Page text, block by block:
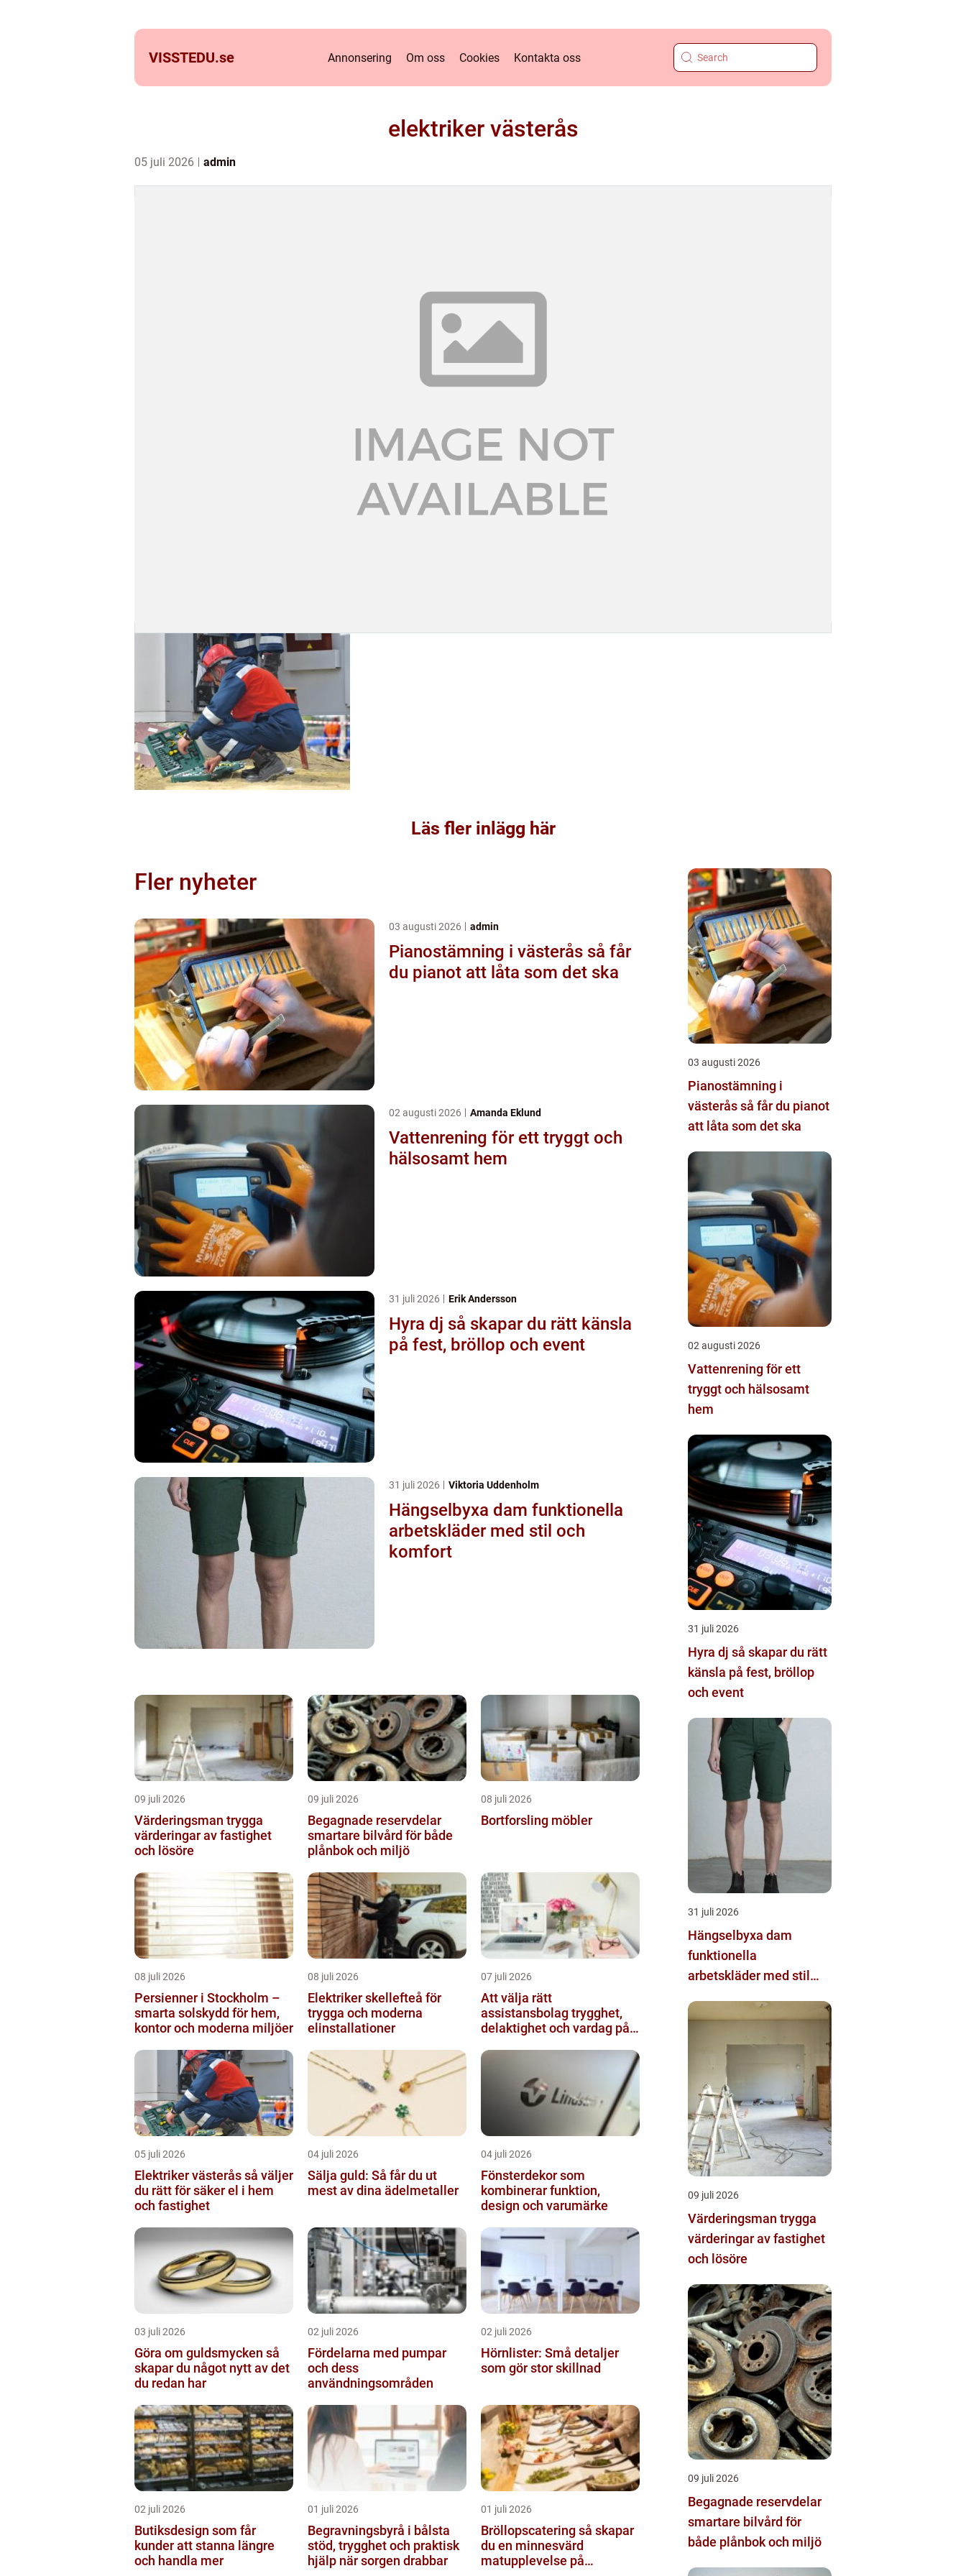
VISSTEDU.se Annonsering Om oss Cookies Kontakta oss
elektriker västerås
05 juli 2026 admin
Läs fler inlägg här
Fler nyheter
03 augusti 2026 admin
Pianostämning i västerås så får
du pianot att låta som det ska
02 augusti 2026 Amanda Eklund
Vattenrening för ett tryggt och
hälsosamt hem
31 juli 2026 Erik Andersson
Hyra dj så skapar du rätt känsla
på fest, bröllop och event
31 juli 2026 Viktoria Uddenholm
Hängselbyxa dam funktionella
arbetskläder med stil och
komfort
09 juli 2026
Värderingsman trygga
värderingar av fastighet
och lösöre
09 juli 2026
Begagnade reservdelar
smartare bilvård för både
plånbok och miljö
08 juli 2026
Bortforsling möbler
08 juli 2026
Persienner i Stockholm –
smarta solskydd för hem,
kontor och moderna miljöer
08 juli 2026
Elektriker skellefteå för
trygga och moderna
elinstallationer
07 juli 2026
Att välja rätt
assistansbolag trygghet,
delaktighet och vardag på
05 juli 2026
Elektriker västerås så väljer
du rätt för säker el i hem
och fastighet
04 juli 2026
Sälja guld: Så får du ut
mest av dina ädelmetaller
04 juli 2026
Fönsterdekor som
kombinerar funktion,
design och varumärke
03 juli 2026
Göra om guldsmycken så
skapar du något nytt av det
du redan har
02 juli 2026
Fördelarna med pumpar
och dess
användningsområden
02 juli 2026
Hörnlister: Små detaljer
som gör stor skillnad
02 juli 2026
Butiksdesign som får
kunder att stanna längre
och handla mer
01 juli 2026
Begravningsbyrå i bålsta
stöd, trygghet och praktisk
hjälp när sorgen drabbar
01 juli 2026
Bröllopscatering så skapar
du en minnesvärd
matupplevelse på
03 augusti 2026
Pianostämning i
västerås så får du pianot
att låta som det ska
02 augusti 2026
Vattenrening för ett
tryggt och hälsosamt
hem
31 juli 2026
Hyra dj så skapar du rätt
känsla på fest, bröllop
och event
31 juli 2026
Hängselbyxa dam
funktionella
arbetskläder med stil
09 juli 2026
Värderingsman trygga
värderingar av fastighet
och lösöre
09 juli 2026
Begagnade reservdelar
smartare bilvård för
både plånbok och miljö